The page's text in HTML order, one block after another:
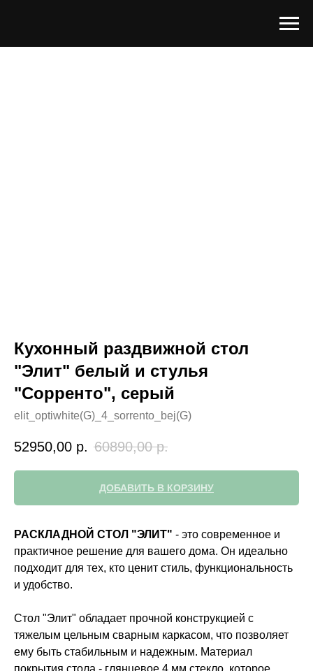
Кухонный раздвижной стол
"Элит" белый и стулья
"Сорренто", серый
elit_optiwhite(G)_4_sorrento_bej(G)
52950,00 р. 60890,00 р.
ДОБАВИТЬ В КОРЗИНУ
РАСКЛАДНОЙ СТОЛ "ЭЛИТ" - это современное и
практичное решение для вашего дома. Он идеально
подходит для тех, кто ценит стиль, функциональность
и удобство.
Стол "Элит" обладает прочной конструкцией с
тяжелым цельным сварным каркасом, что позволяет
ему быть стабильным и надежным. Материал